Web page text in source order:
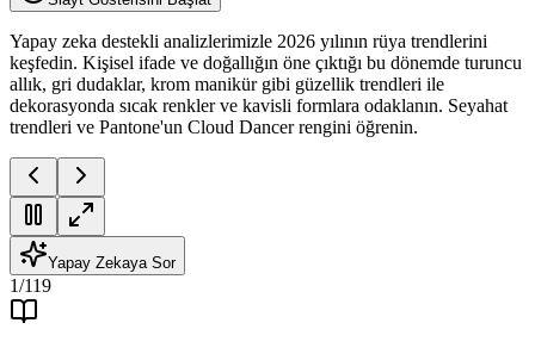
Yapay zeka destekli analizlerimizle 2026 yılının rüya trendlerini
keşfedin. Kişisel ifade ve doğallığın öne çıktığı bu dönemde turuncu
allık, gri dudaklar, krom manikür gibi güzellik trendleri ile
dekorasyonda sıcak renkler ve kavisli formlara odaklanın. Seyahat
trendleri ve Pantone'un Cloud Dancer rengini öğrenin.
Yapay Zekaya Sor
1/119